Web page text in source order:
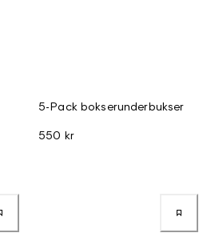
5-Pack bokserunderbukser
550 kr